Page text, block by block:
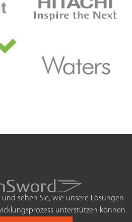
und sehen Sie, wie unsere Lösungen
unterstützen können.